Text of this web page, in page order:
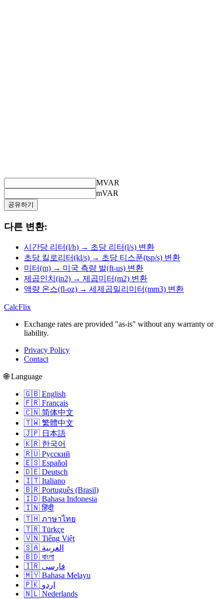
MVAR
mVAR
공유하기
다른 변환:
시간당 리터(l/h) → 초당 리터(l/s) 변환
초당 킬로리터(kl/s) → 초당 티스푼(tsp/s) 변환
미터(m) → 미국 측량 발(ft-us) 변환
제곱인치(in2) → 제곱미터(m2) 변환
액량 온스(fl-oz) → 세제곱밀리미터(mm3) 변환
CalcFlix
Exchange rates are provided "as-is" without any warranty or
liability.
Privacy Policy
Contact
🌐 Language
🇬🇧 English
🇫🇷 Français
🇨🇳 简体中文
🇹🇼 繁體中文
🇯🇵 日本語
🇰🇷 한국어
🇷🇺 Русский
🇪🇸 Español
🇩🇪 Deutsch
🇮🇹 Italiano
🇧🇷 Português (Brasil)
🇮🇩 Bahasa Indonesia
🇮🇳 हिंदी
🇹🇭 ภาษาไทย
🇹🇷 Türkçe
🇻🇳 Tiếng Việt
🇸🇦 العربية
🇧🇩 বাংলা
🇮🇷 فارسی
🇲🇾 Bahasa Melayu
🇵🇰 اردو
🇳🇱 Nederlands